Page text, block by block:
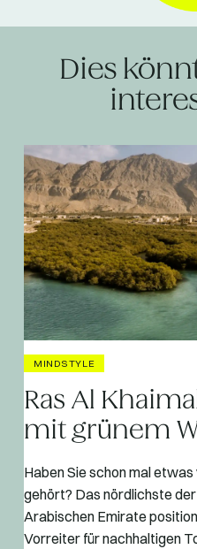
Dies
MINDSTYLE
Ras Al
mit grünem
Haben Sie schon mal etwas
gehört? Das nördlichste
Arabischen Emirate
Vorreiter für nachhaltigen